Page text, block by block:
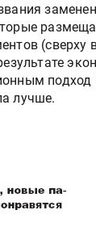
(сверху
подход
лучше.